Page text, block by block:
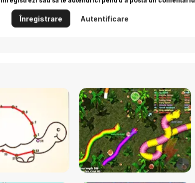
Înregistrare Autentificare